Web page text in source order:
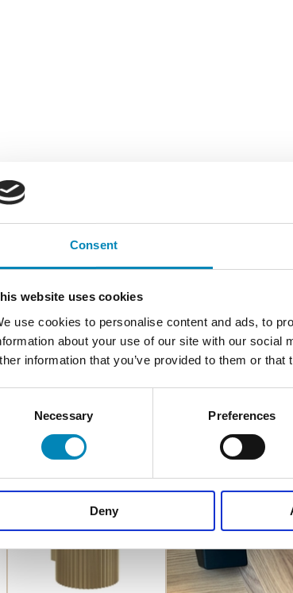
Consent
website uses cookies
use cookies to personalise content and ads, to
about your use of our site with our social
information that you’ve provided to them or
Necessary Preferences
Deny